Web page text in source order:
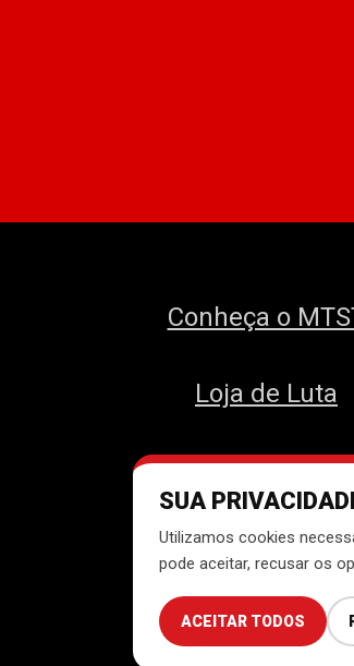
SUA
Utilizamos cookies
pode aceitar, recusar os
ACEITAR TODOS
Conheça o
Loja de Luta